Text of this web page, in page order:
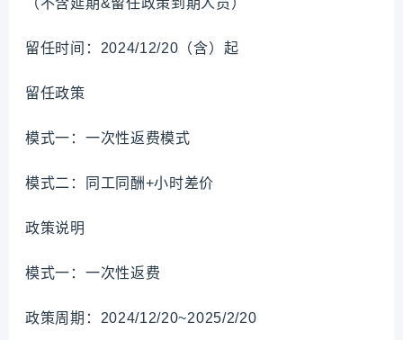
留任时间：2024/12/20（含）起
留任政策
模式一：一次性返费模式
模式二：同工同酬+小时差价
政策说明
模式一：一次性返费
政策周期：2024/12/20~2025/2/20